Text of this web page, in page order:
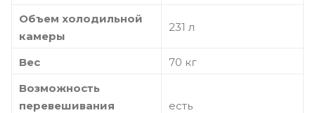
Объем холодильной
камеры
231 л
Вес
70 кг
Возможность
перевешивания
есть